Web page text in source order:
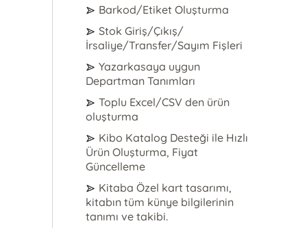
Barkod/Etiket Oluşturma
Stok Giriş/Çıkış/
İrsaliye/Transfer/Sayım Fişleri
Yazarkasaya uygun
Departman Tanımları
Toplu Excel/CSV den ürün
oluşturma
Kibo Katalog Desteği ile Hızlı
Ürün Oluşturma, Fiyat
Güncelleme
Kitaba Özel kart tasarımı,
kitabın tüm künye bilgilerinin
tanımı ve takibi.